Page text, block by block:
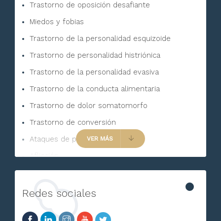
Trastorno de oposición desafiante
Miedos y fobias
Trastorno de la personalidad esquizoide
Trastorno de personalidad histriónica
Trastorno de la personalidad evasiva
Trastorno de la conducta alimentaria
Trastorno de dolor somatomorfo
Trastorno de conversión
Ataques de pánico
Aflicción
Comportamiento suicida
Trastorno de pánico con agorafobia
VER MÁS
Redes sociales